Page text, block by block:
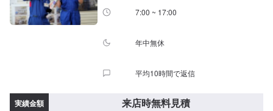
7:00 ~ 17:00
年中無休
平均10時間で返信
実績金額 来店時無料見積